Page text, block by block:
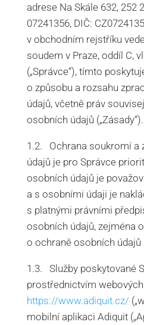
adrese Na Skále 632, 252
07241356, DIČ:
v obchodním rejstříku
soudem v Praze, oddíl C,
(„Správce“), tímto
o způsobu a rozsahu
údajů, včetně práv
osobních údajů („Zásady“).
1.2. Ochrana soukromí a
údajů je pro Správce
osobních údajů je
a s osobními údaji je
s platnými právními
osobních údajů, zejména
o ochraně osobních údajů
1.3. Služby poskytované
prostřednictvím
https://www.adiquit.cz/
mobilní aplikaci Adiquit